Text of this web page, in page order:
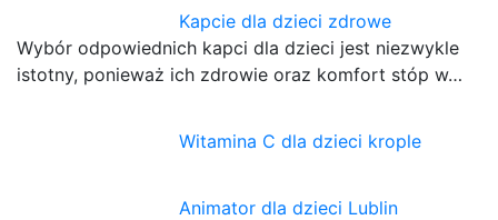
Kapcie dla dzieci zdrowe
Wybór odpowiednich kapci dla dzieci jest niezwykle
istotny, ponieważ ich zdrowie oraz komfort stóp w…
Witamina C dla dzieci krople
Animator dla dzieci Lublin